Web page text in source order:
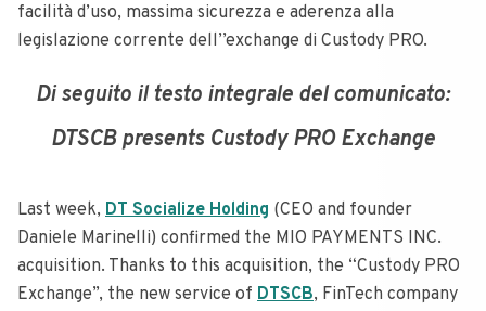
facilità d’uso, massima sicurezza e aderenza alla
legislazione corrente dell’’exchange di Custody PRO.
Di seguito il testo integrale del comunicato:
DTSCB presents Custody PRO Exchange
Last week, DT Socialize Holding (CEO and founder
Daniele Marinelli) confirmed the MIO PAYMENTS INC.
acquisition. Thanks to this acquisition, the “Custody PRO
Exchange”, the new service of DTSCB, FinTech company